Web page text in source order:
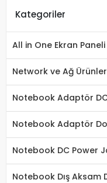
Kategoriler
All in One Ekran
Network ve Ağ
Notebook Adaptör
Notebook Adaptör
Notebook DC Power
Notebook Dış Aksam